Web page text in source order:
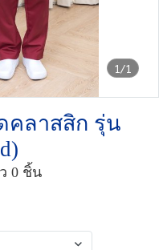
1/1
คลาสสิก รุ่น
0 ชิ้น